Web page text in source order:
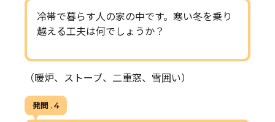
冷帯で暮らす人の家の中です。寒い冬を乗り
越える工夫は何でしょうか？
（暖炉、ストーブ、二重窓、雪囲い）
発問 . 4